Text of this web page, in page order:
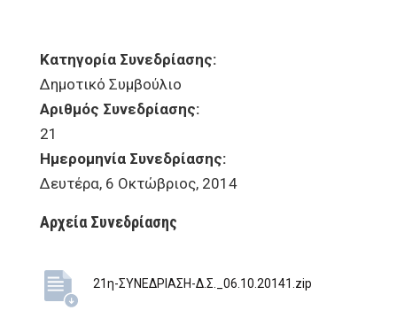
Κατηγορία Συνεδρίασης:
Δημοτικό Συμβούλιο
Αριθμός Συνεδρίασης:
21
Ημερομηνία Συνεδρίασης:
Δευτέρα, 6 Οκτώβριος, 2014
Αρχεία Συνεδρίασης
21η-ΣΥΝΕΔΡΙΑΣΗ-Δ.Σ._06.10.20141.zip